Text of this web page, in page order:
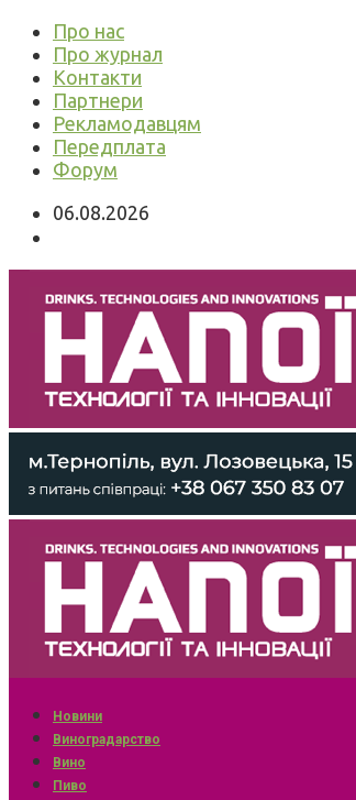
Про нас
Про журнал
Контакти
Партнери
Рекламодавцям
Передплата
Форум
06.08.2026
Новини
Виноградарство
Вино
Пиво